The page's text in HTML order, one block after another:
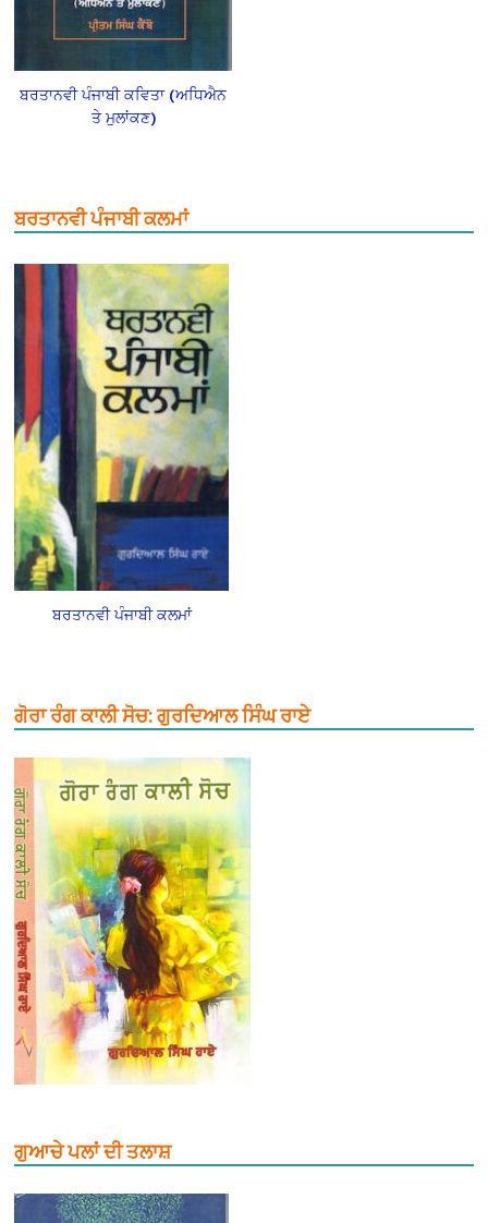
ਬਰਤਾਨਵੀ ਪੰਜਾਬੀ ਕਵਿਤਾ (ਅਧਿਐਨ
ਤੇ ਮੁਲਾਂਕਣ)
ਬਰਤਾਨਵੀ ਪੰਜਾਬੀ ਕਲਮਾਂ
ਬਰਤਾਨਵੀ ਪੰਜਾਬੀ ਕਲਮਾਂ
ਗੋਰਾ ਰੰਗ ਕਾਲੀ ਸੋਚ: ਗੁਰਦਿਆਲ ਸਿੰਘ ਰਾਏ
ਗੁਆਚੇ ਪਲਾਂ ਦੀ ਤਲਾਸ਼